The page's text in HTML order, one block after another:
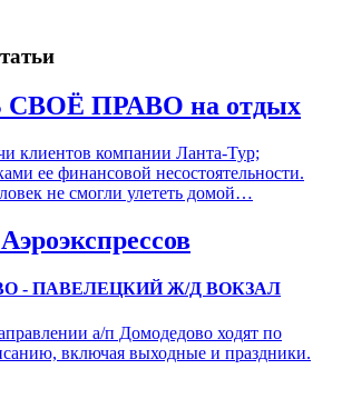
ПРАВО на отдых
клиентов компании Ланта-Тур;
ее финансовой несостоятельности.
не смогли улететь домой…
- ПАВЕЛЕЦКИЙ Ж/Д ВОКЗАЛ
а/п Домодедово ходят по
включая выходные и праздники.